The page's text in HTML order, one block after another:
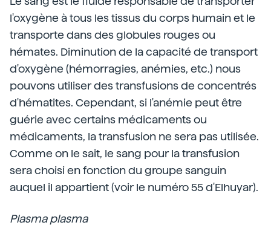
l'oxygène à tous les tissus du corps humain et le
transporte dans des globules rouges ou
hémates. Diminution de la capacité de transport
d'oxygène (hémorragies, anémies, etc.) nous
pouvons utiliser des transfusions de concentrés
d'hématites. Cependant, si l'anémie peut être
guérie avec certains médicaments ou
médicaments, la transfusion ne sera pas utilisée.
Comme on le sait, le sang pour la transfusion
sera choisi en fonction du groupe sanguin
auquel il appartient (voir le numéro 55 d'Elhuyar).
Plasma plasma